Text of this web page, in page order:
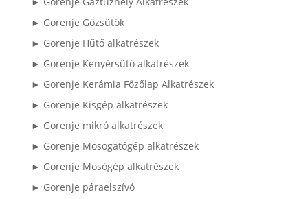
► Gorenje Gőzsütők
► Gorenje Hűtő alkatrészek
► Gorenje Kenyérsütő alkatrészek
► Gorenje Kerámia Főzőlap Alkatrészek
► Gorenje Kisgép alkatrészek
► Gorenje mikró alkatrészek
► Gorenje Mosogatógép alkatrészek
► Gorenje Mosógép alkatrészek
► Gorenje páraelszívó